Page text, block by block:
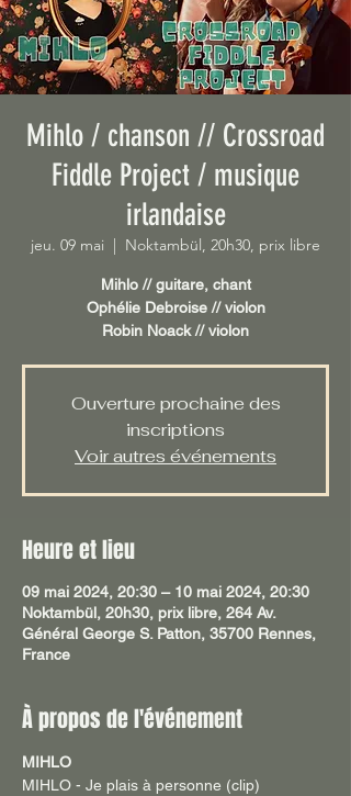
Mihlo / chanson // Crossroad
Fiddle Project / musique
irlandaise
jeu. 09 mai Noktambül, 20h30, prix libre
Mihlo // guitare, chant
Ophélie Debroise // violon
Robin Noack // violon
Ouverture prochaine des
inscriptions
Voir autres événements
Heure et lieu
09 mai 2024, 20:30 – 10 mai 2024, 20:30
Noktambül, 20h30, prix libre, 264 Av.
Général George S. Patton, 35700 Rennes,
France
À propos de l'événement
MIHLO
MIHLO - Je plais à personne (clip)